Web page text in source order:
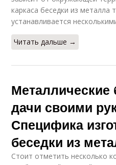
каркаса беседки из металла
устанавливается
Читать дальше →
Металлические
дачи своими
Специфика
беседки из
Стоит отметить несколько